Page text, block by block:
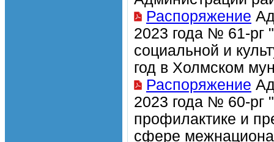
Распоряжение
2023 года № 61-рг
социальной и
год в Холмском
Распоряжение
2023 года № 60-рг
профилактике и
сфере